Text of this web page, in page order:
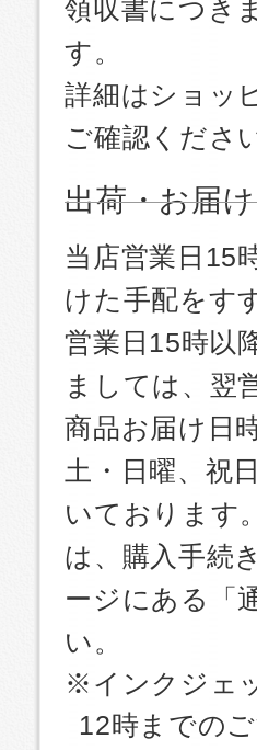
領収書につき
す。
詳細はショッ
ご確認くださ
出荷・お届
当店営業日15
けた手配をす
営業日15時以
ましては、翌
商品お届け日
土・日曜、祝
いております
は、購入手続
ージにある「
い。
※インクジェ
12時までの